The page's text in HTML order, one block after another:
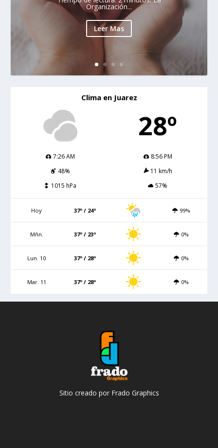
Organización...
Leer Mas
Clima en Juarez
28º
7:26 AM
8:56 PM
48%
11 km/h
1015 hPa
57%
Hoy 37º / 24º 99%
Mñn. 37º / 23º 0%
Lun. 10 37º / 28º 0%
Mar. 11 37º / 28º 0%
Sitio creado por Frado Graphics